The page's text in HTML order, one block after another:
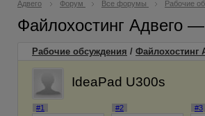
Адвего Форум Все форумы Рабочие
Файлохостинг Адвего
Рабочие обсуждения / Файлохостинг
IdeaPad U300s
#1 #2 #3